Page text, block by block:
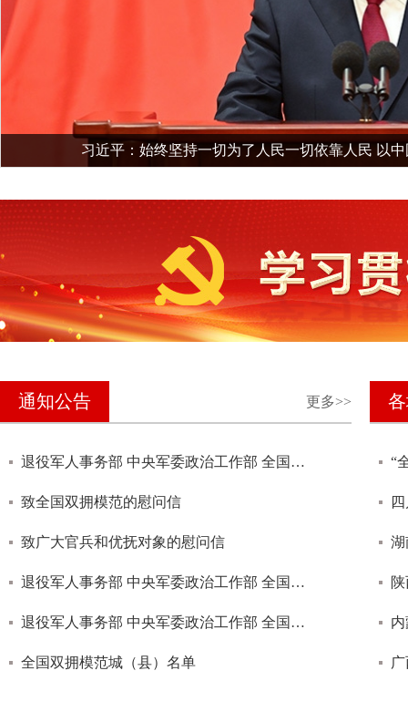
习近平：始终坚持一切为了人民一切依靠人民 以
通知公告 更多>>
退役军人事务部 中央军委政治工作部 全国双拥工作领导小组办公室关于做好“八一”期间拥军优属拥政爱民工作的通知
致全国双拥模范的慰问信
致广大官兵和优抚对象的慰问信
退役军人事务部 中央军委政治工作部 全国双拥办关于做好新年春节期间拥军优属拥政爱民工作的通知
退役军人事务部 中央军委政治工作部 全国双拥工作领导小组办公室关于做好“八一”期间拥军优属拥政爱民工作的通知
全国双拥模范城（县）名单
湖